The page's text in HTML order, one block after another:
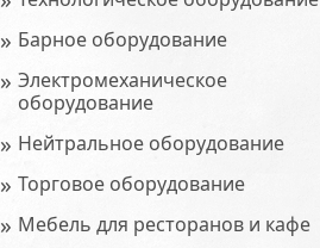
» Барное оборудование
» Электромеханическое
оборудование
» Нейтральное оборудование
» Торговое оборудование
» Мебель для ресторанов и кафе